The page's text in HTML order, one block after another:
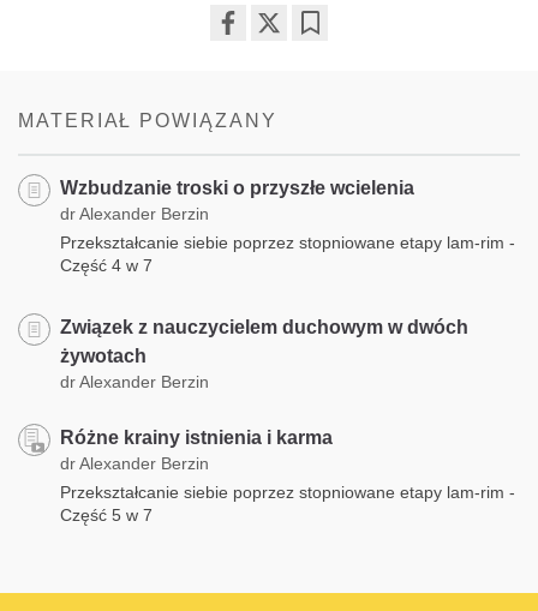
MATERIAŁ POWIĄZANY
Wzbudzanie troski o przyszłe wcielenia
dr Alexander Berzin
Przekształcanie siebie poprzez stopniowane etapy lam-rim -
Część 4 w 7
Związek z nauczycielem duchowym w dwóch
żywotach
dr Alexander Berzin
Różne krainy istnienia i karma
dr Alexander Berzin
Przekształcanie siebie poprzez stopniowane etapy lam-rim -
Część 5 w 7